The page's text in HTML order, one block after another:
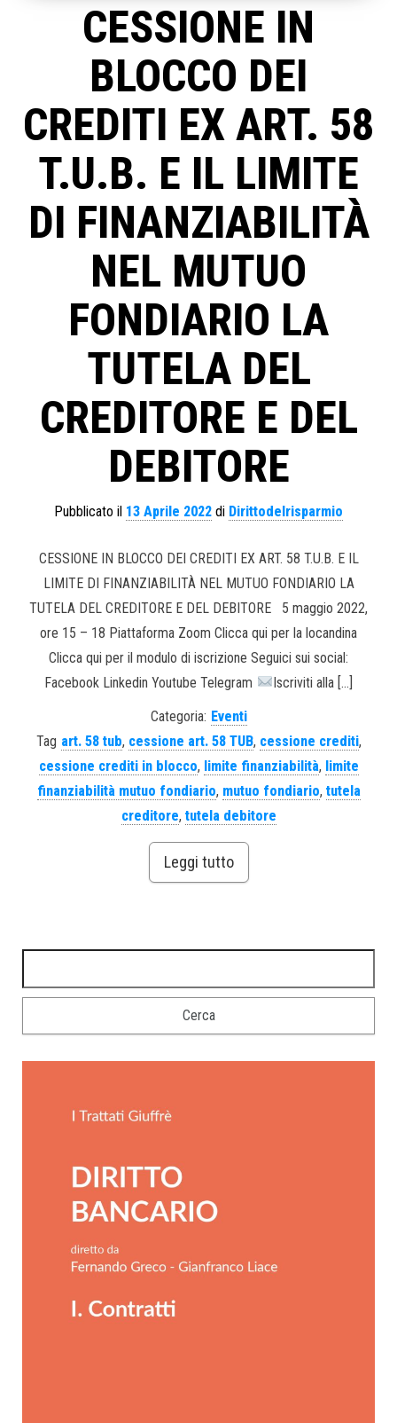
CESSIONE IN
BLOCCO DEI
CREDITI EX ART. 58
T.U.B. E IL LIMITE
DI FINANZIABILITÀ
NEL MUTUO
FONDIARIO LA
TUTELA DEL
CREDITORE E DEL
DEBITORE
Pubblicato il 13 Aprile 2022 di Dirittodelrisparmio
CESSIONE IN BLOCCO DEI CREDITI EX ART. 58 T.U.B. E IL
LIMITE DI FINANZIABILITÀ NEL MUTUO FONDIARIO LA
TUTELA DEL CREDITORE E DEL DEBITORE 5 maggio 2022,
ore 15 – 18 Piattaforma Zoom Clicca qui per la locandina
Clicca qui per il modulo di iscrizione Seguici sui social:
Facebook Linkedin Youtube Telegram
Iscriviti alla […]
Categoria: Eventi
Tag art. 58 tub, cessione art. 58 TUB, cessione crediti,
cessione crediti in blocco, limite finanziabilità, limite
finanziabilità mutuo fondiario, mutuo fondiario, tutela
creditore, tutela debitore
Leggi tutto